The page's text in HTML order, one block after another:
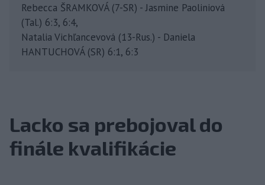
Rebecca ŠRAMKOVÁ (7-SR) - Jasmine Paoliniová
(Tal.) 6:3, 6:4,
Natalia Vichľancevová (13-Rus.) - Daniela
HANTUCHOVÁ (SR) 6:1, 6:3
Lacko sa prebojoval do
finále kvalifikácie